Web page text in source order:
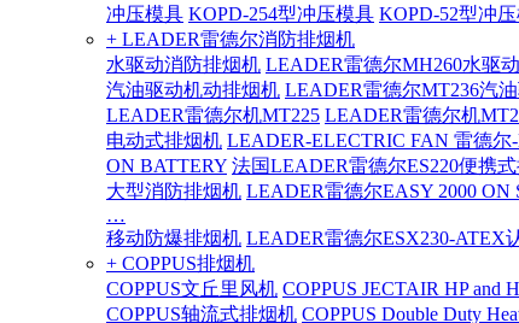
冲压模具 KOPD-254型冲压模具 KOPD-52型冲
+ LEADER雷德尔消防排烟机
水驱动消防排烟机 LEADER雷德尔MH260水驱
汽油驱动机动排烟机 LEADER雷德尔MT236汽
LEADER雷德尔机MT225 LEADER雷德尔机
电动式排烟机 LEADER-ELECTRIC FAN 雷德尔
ON BATTERY 法国LEADER雷德尔ES220便携
大型消防排烟机 LEADER雷德尔EASY 2000
…
移动防爆排烟机 LEADER雷德尔ESX230-ATEX
+ COPPUS排烟机
COPPUS文丘里风机 COPPUS JECTAIR HP and
COPPUS轴流式排烟机 COPPUS Double Duty